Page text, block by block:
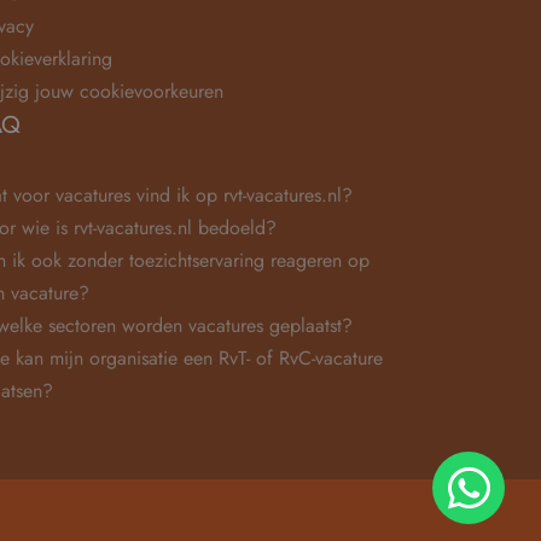
jouw cookievoorkeuren
voor vacatures vind ik op rvt-vacatures.nl?
wie is rvt-vacatures.nl bedoeld?
ik ook zonder toezichtservaring reageren op
vacature?
sectoren worden vacatures geplaatst?
kan mijn organisatie een RvT- of RvC-vacature